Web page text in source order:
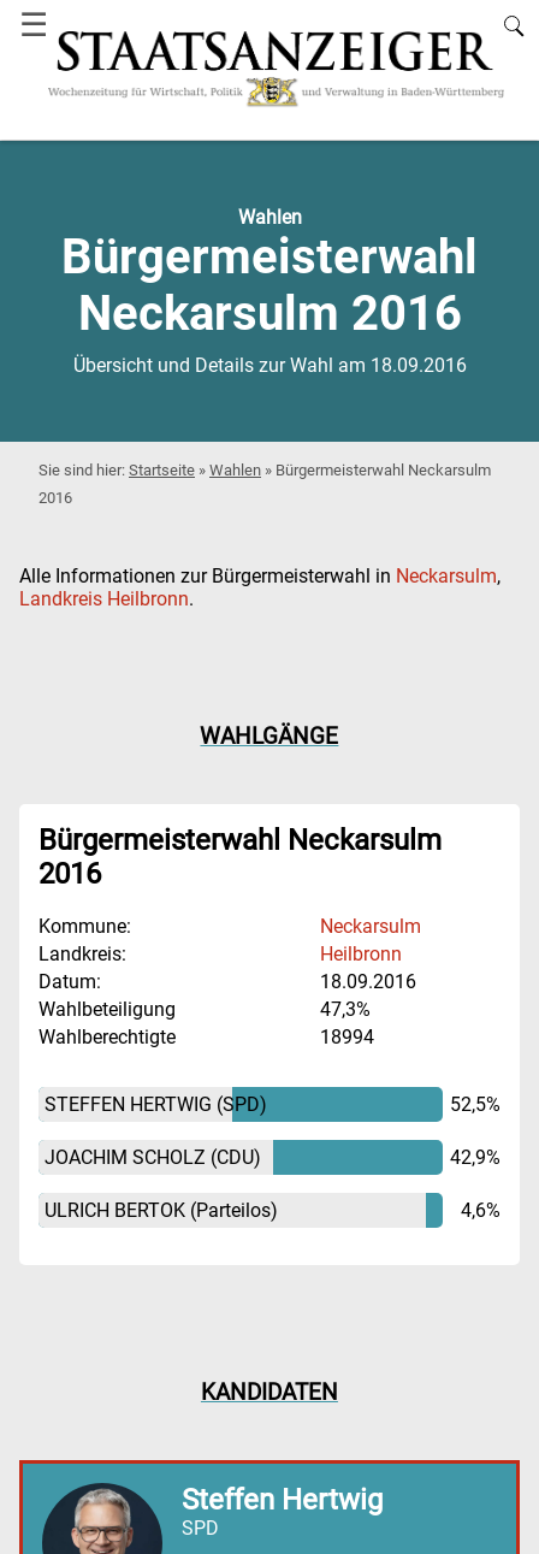
☰
Wahlen
Bürgermeisterwahl
Neckarsulm 2016
Übersicht und Details zur Wahl am 18.09.2016
Startseite » Wahlen » Bürgermeisterwahl Neckarsulm
2016
Alle Informationen zur Bürgermeisterwahl in Neckarsulm,
Landkreis Heilbronn.
WAHLGÄNGE
Bürgermeisterwahl Neckarsulm
2016
Kommune:
Neckarsulm
Landkreis:
Heilbronn
Datum:
18.09.2016
Wahlbeteiligung
47,3%
Wahlberechtigte
18994
STEFFEN HERTWIG (SPD) 52,5%
JOACHIM SCHOLZ (CDU) 42,9%
ULRICH BERTOK (Parteilos) 4,6%
KANDIDATEN
Steffen Hertwig
SPD